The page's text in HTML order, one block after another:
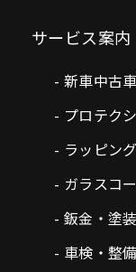
サービス案内
新車中古
プロテク
ラッピン
ガラスコ
鈑金・塗装
車検・整備